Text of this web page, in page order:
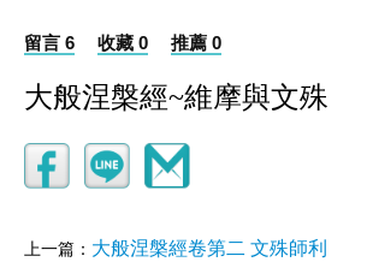
留言 6 收藏 0 推薦 0
大般涅槃經~維摩與文殊
上一篇： 大般涅槃經卷第二 文殊師利